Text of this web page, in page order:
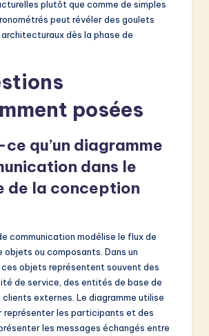
plutôt que comme de simples
peut révéler des goulets
dès la phase de
posées
ce qu’un diagramme
dans le
de la conception
communication modélise le flux de
objets ou composants. Dans un
ces objets représentent souvent des
de service, des entités de base de
clients externes. Le diagramme utilise
représenter les participants et des
les messages échangés entre